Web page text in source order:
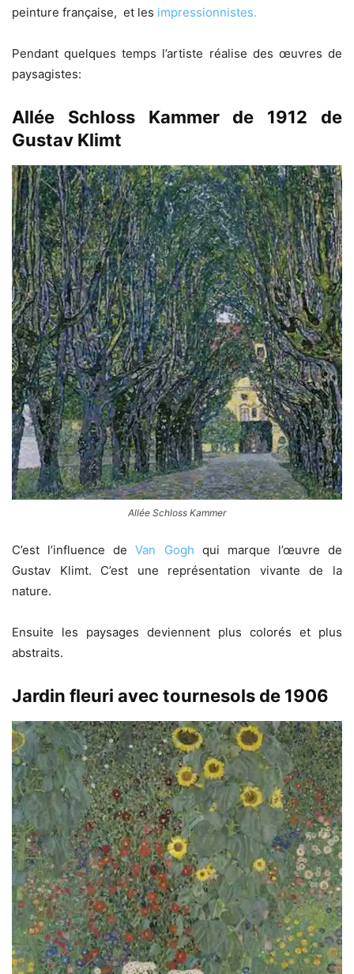
peinture française, et les impressionnistes.
Pendant quelques temps l’artiste réalise des œuvres de
paysagistes:
Allée Schloss Kammer de 1912 de
Gustav Klimt
Allée Schloss Kammer
C’est l’influence deVan Gogh qui marque l’œuvre de
Gustav Klimt. C’est une représentation vivante de la
nature.
Ensuite les paysages deviennent plus colorés et plus
abstraits.
Jardin fleuri avec tournesols de 1906